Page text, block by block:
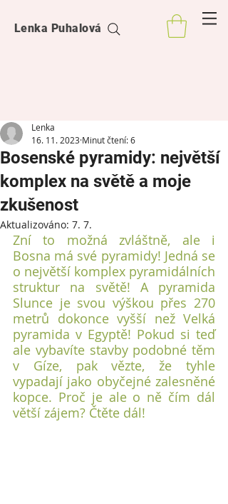
Lenka Puhalová
Bosenské pyramidy: největší
komplex na světě a moje
zkušenost
Lenka
16. 11. 2023 Minut čtení: 6
Aktualizováno: 7. 7.
Zní to možná zvláštně, ale i
Bosna má své pyramidy! Jedná se
o největší komplex pyramidálních
struktur na světě! A pyramida
Slunce je svou výškou přes 270
metrů dokonce vyšší než Velká
pyramida v Egyptě! Pokud si teď
ale vybavíte stavby podobné těm
v Gíze, pak vězte, že tyhle
vypadají jako obyčejné zalesněné
kopce. Proč je ale o ně čím dál
větší zájem? Čtěte dál!